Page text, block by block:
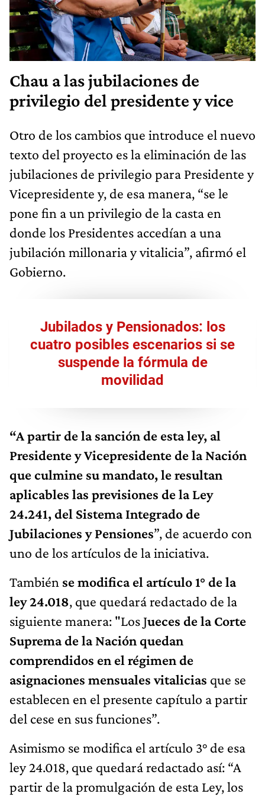
Chau a las jubilaciones de
privilegio del presidente y vice
Otro de los cambios que introduce el nuevo
texto del proyecto es la eliminación de las
jubilaciones de privilegio para Presidente y
Vicepresidente y, de esa manera, “se le
pone fin a un privilegio de la casta en
donde los Presidentes accedían a una
jubilación millonaria y vitalicia”, afirmó el
Gobierno.
Jubilados y Pensionados: los
cuatro posibles escenarios si se
suspende la fórmula de
movilidad
“A partir de la sanción de esta ley, al
Presidente y Vicepresidente de la Nación
que culmine su mandato, le resultan
aplicables las previsiones de la Ley
24.241, del Sistema Integrado de
Jubilaciones y Pensiones”, de acuerdo con
uno de los artículos de la iniciativa.
También se modifica el artículo 1° de la
ley 24.018, que quedará redactado de la
siguiente manera: "Los Jueces de la Corte
Suprema de la Nación quedan
comprendidos en el régimen de
asignaciones mensuales vitalicias que se
establecen en el presente capítulo a partir
del cese en sus funciones”.
Asimismo se modifica el artículo 3° de esa
ley 24.018, que quedará redactado así: “A
partir de la promulgación de esta Ley, los